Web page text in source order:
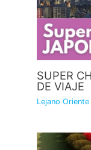
SUPER
DE VIAJE
Lejano Oriente